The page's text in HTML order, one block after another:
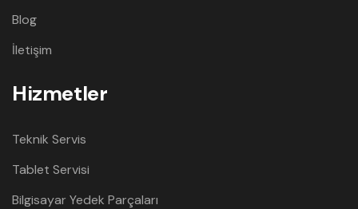
Blog
İletişim
Hizmetler
Teknik Servis
Tablet Servisi
Bilgisayar Yedek Parçaları